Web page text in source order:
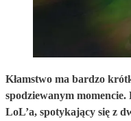
Kłamstwo ma bardzo
spodziewanym momencie.
LoL’a, spotykający się z